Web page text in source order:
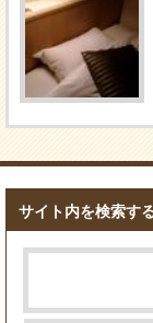
サイト内を検索す